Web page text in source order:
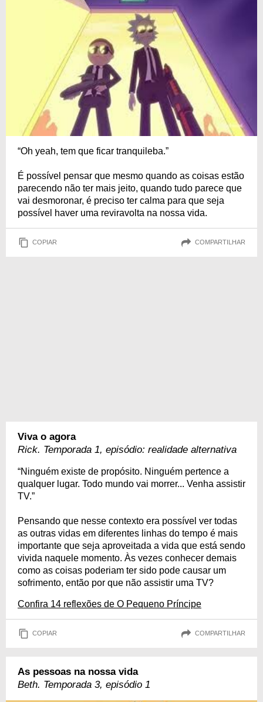
“Oh yeah, tem que ficar tranquileba.”
É possível pensar que mesmo quando as coisas estão
parecendo não ter mais jeito, quando tudo parece que
vai desmoronar, é preciso ter calma para que seja
possível haver uma reviravolta na nossa vida.
COPIAR COMPARTILHAR
Viva o agora
Rick. Temporada 1, episódio: realidade alternativa
“Ninguém existe de propósito. Ninguém pertence a
qualquer lugar. Todo mundo vai morrer... Venha assistir
TV.”
Pensando que nesse contexto era possível ver todas
as outras vidas em diferentes linhas do tempo é mais
importante que seja aproveitada a vida que está sendo
vivida naquele momento. Às vezes conhecer demais
como as coisas poderiam ter sido pode causar um
sofrimento, então por que não assistir uma TV?
Confira 14 reflexões de O Pequeno Príncipe
COPIAR COMPARTILHAR
As pessoas na nossa vida
Beth. Temporada 3, episódio 1